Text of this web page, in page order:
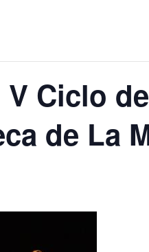
Ciclo de
de La